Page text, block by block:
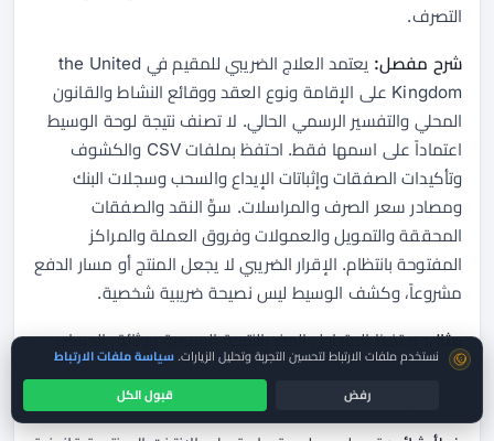
التصرف.
شرح مفصل:
يعتمد العلاج الضريبي للمقيم في the United
Kingdom على الإقامة ونوع العقد ووقائع النشاط والقانون
المحلي والتفسير الرسمي الحالي. لا تصنف نتيجة لوحة الوسيط
اعتماداً على اسمها فقط. احتفظ بملفات CSV والكشوف
وتأكيدات الصفقات وإثباتات الإيداع والسحب وسجلات البنك
ومصادر سعر الصرف والمراسلات. سوِّ النقد والصفقات
المحققة والتمويل والعمولات وفروق العملة والمراكز
المفتوحة بانتظام. الإقرار الضريبي لا يجعل المنتج أو مسار الدفع
مشروعاً، وكشف الوسيط ليس نصيحة ضريبية شخصية.
مثال:يحتفظ المتداول الحذر بالنتيجة الرسمية ووثائق الحساب
ويختبر العملية بتعرض محدود ويقدم ملفاً كاملاً للمختص
المؤهل عند الحاجة.
موافقة ملفات تعريف الارتباط
نستخدم ملفات الارتباط لتحسين التجربة وتحليل الزيارات. سياسة ملفات الارتباط
رفض قبول الكل